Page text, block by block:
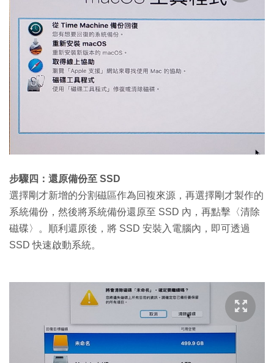
步驟四：還原備份至 SSD
選擇剛才新增的分割磁區作為回複來源，再選擇剛才製作的
系統備份，然後將系統備份還原至 SSD 內，再點擊〈清除
磁碟〉。順利還原後，將 SSD 安裝入電腦內，即可透過
SSD 快速啟動系統。